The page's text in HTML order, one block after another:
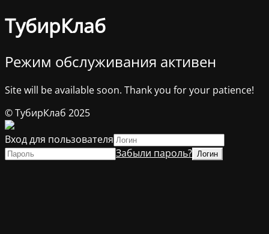
ТубирКлаб
Режим обслуживания активен
Site will be available soon. Thank you for your patience!
© ТубирКлаб 2025
Вход для пользователя
Забыли пароль?